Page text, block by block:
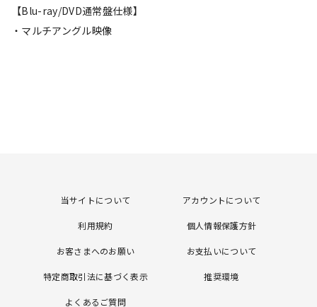
【Blu-ray/DVD通常盤仕様】
・マルチアングル映像
当サイトについて アカウントについて
利用規約 個人情報保護方針
お客さまへのお願い お支払いについて
特定商取引法に基づく表示 推奨環境
よくあるご質問